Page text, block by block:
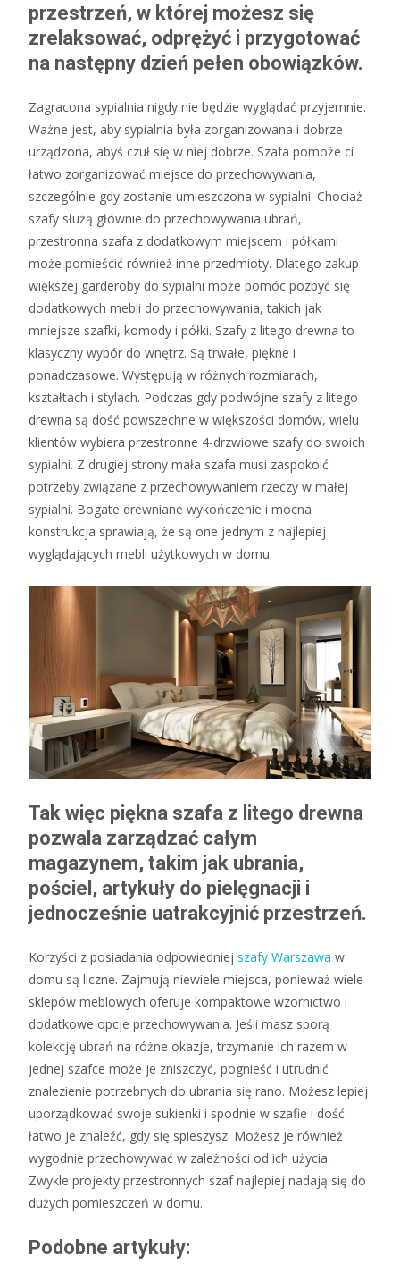
przestrzeń, w której możesz się
zrelaksować, odprężyć i przygotować
na następny dzień pełen obowiązków.
Zagracona sypialnia nigdy nie będzie wyglądać przyjemnie.
Ważne jest, aby sypialnia była zorganizowana i dobrze
urządzona, abyś czuł się w niej dobrze. Szafa pomoże ci
łatwo zorganizować miejsce do przechowywania,
szczególnie gdy zostanie umieszczona w sypialni. Chociaż
szafy służą głównie do przechowywania ubrań,
przestronna szafa z dodatkowym miejscem i półkami
może pomieścić również inne przedmioty. Dlatego zakup
większej garderoby do sypialni może pomóc pozbyć się
dodatkowych mebli do przechowywania, takich jak
mniejsze szafki, komody i półki. Szafy z litego drewna to
klasyczny wybór do wnętrz. Są trwałe, piękne i
ponadczasowe. Występują w różnych rozmiarach,
kształtach i stylach. Podczas gdy podwójne szafy z litego
drewna są dość powszechne w większości domów, wielu
klientów wybiera przestronne 4-drzwiowe szafy do swoich
sypialni. Z drugiej strony mała szafa musi zaspokoić
potrzeby związane z przechowywaniem rzeczy w małej
sypialni. Bogate drewniane wykończenie i mocna
konstrukcja sprawiają, że są one jednym z najlepiej
wyglądających mebli użytkowych w domu.
Tak więc piękna szafa z litego drewna
pozwala zarządzać całym
magazynem, takim jak ubrania,
pościel, artykuły do pielęgnacji i
jednocześnie uatrakcyjnić przestrzeń.
Korzyści z posiadania odpowiedniej szafy Warszawa w
domu są liczne. Zajmują niewiele miejsca, ponieważ wiele
sklepów meblowych oferuje kompaktowe wzornictwo i
dodatkowe opcje przechowywania. Jeśli masz sporą
kolekcję ubrań na różne okazje, trzymanie ich razem w
jednej szafce może je zniszczyć, pognieść i utrudnić
znalezienie potrzebnych do ubrania się rano. Możesz lepiej
uporządkować swoje sukienki i spodnie w szafie i dość
łatwo je znaleźć, gdy się spieszysz. Możesz je również
wygodnie przechowywać w zależności od ich użycia.
Zwykle projekty przestronnych szaf najlepiej nadają się do
dużych pomieszczeń w domu.
Podobne artykuły: